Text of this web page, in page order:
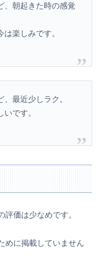
、朝起きた時の感覚
楽しみです。
最近少しラク。
です。
評価は少なめです。
めに掲載していません